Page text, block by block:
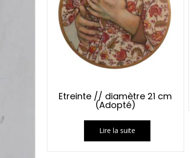
Etreinte // diamètre 21 cm
(Adopté)
Lire la suite